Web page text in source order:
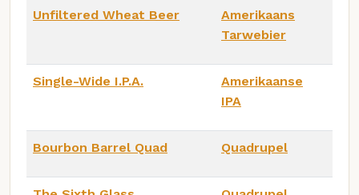
Unfiltered Wheat Beer
Amerikaans
Tarwebier
Single-Wide I.P.A.
Amerikaanse
IPA
Bourbon Barrel Quad Quadrupel